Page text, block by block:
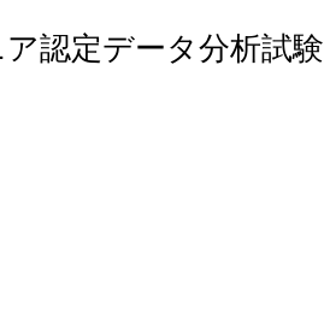
認定データ分析試験